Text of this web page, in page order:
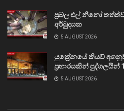
ප්‍රබල එල් නීනෝ
අර්බුදයක
5 AUGUST 2026
යුක්‍රේනයේ කියව්
ප්‍රහාරයකින් පුද්ගලයින්
5 AUGUST 2026